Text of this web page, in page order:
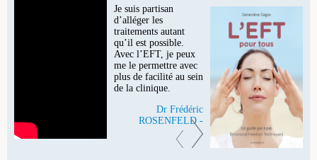
Je suis partisan
d’alléger les
traitements autant
qu’il est possible.
Avec l’EFT, je peux
me le permettre avec
plus de facilité au sein
de la clinique.
Dr Frédéric
ROSENFELD -
Médecin Psychiatre
lire la suite >